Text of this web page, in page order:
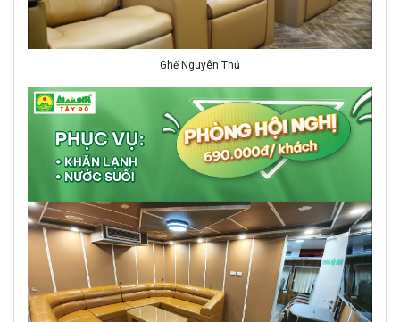
Ghế Nguyên Thủ